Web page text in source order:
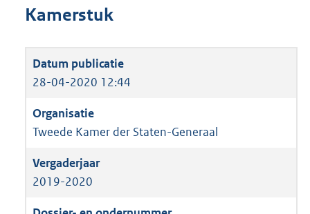
Kamerstuk
28-04-2020 12:44
Tweede Kamer der Staten-Generaal
2019-2020